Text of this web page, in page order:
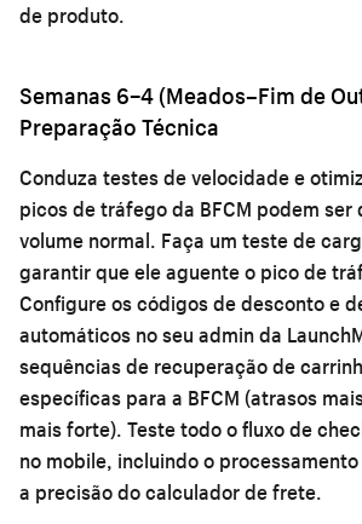
de produto.
Semanas 6–4 (Meados–Fim de
Preparação Técnica
Conduza testes de velocidade e
picos de tráfego da BFCM podem ser
volume normal. Faça um teste de
garantir que ele aguente o pico de
Configure os códigos de desconto e
automáticos no seu admin da
sequências de recuperação de
específicas para a BFCM (atrasos
mais forte). Teste todo o fluxo de
no mobile, incluindo o
a precisão do calculador de frete.